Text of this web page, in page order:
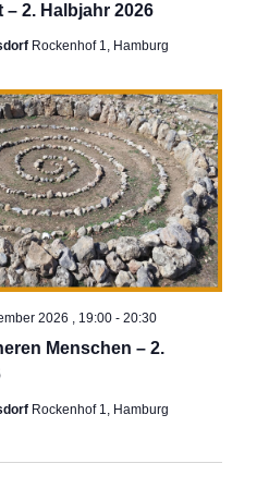
– 2. Halbjahr 2026
Rockenhof 1, Hamburg
Menschen – 2.
2026 , 19:00- 20:30
Rockenhof 1, Hamburg